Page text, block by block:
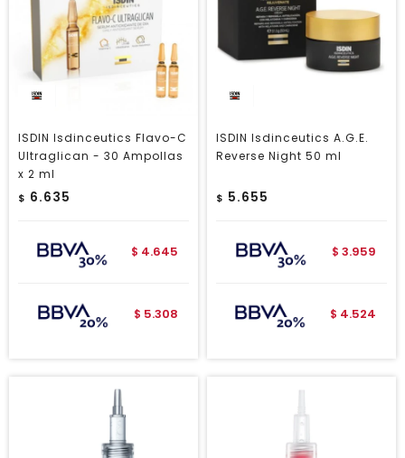
ISDIN Isdinceutics Flavo-C
Ultraglican - 30 Ampollas
x 2 ml
$ 6.635
$ 4.645
$ 5.308
ISDIN Isdinceutics A.G.E.
Reverse Night 50 ml
$ 5.655
$ 3.959
$ 4.524